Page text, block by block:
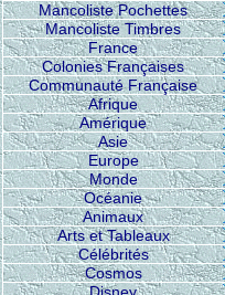
Mancoliste Pochettes
Mancoliste Timbres
France
Colonies Françaises
Communauté Française
Afrique
Amérique
Asie
Europe
Monde
Océanie
Animaux
Arts et Tableaux
Célébrités
Cosmos